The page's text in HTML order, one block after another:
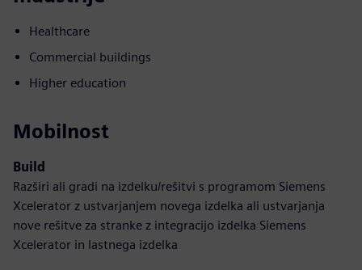
Healthcare
Commercial buildings
Higher education
Mobilnost
Build
Razširi ali gradi na izdelku/rešitvi s programom Siemens
Xcelerator z ustvarjanjem novega izdelka ali ustvarjanja
nove rešitve za stranke z integracijo izdelka Siemens
Xcelerator in lastnega izdelka